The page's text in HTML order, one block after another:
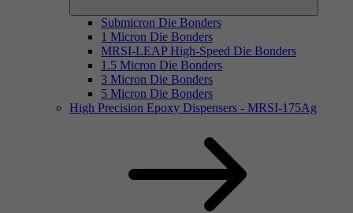
Submicron Die Bonders
1 Micron Die Bonders
MRSI-LEAP High-Speed Die Bonders
1.5 Micron Die Bonders
3 Micron Die Bonders
5 Micron Die Bonders
High Precision Epoxy Dispensers - MRSI-175Ag